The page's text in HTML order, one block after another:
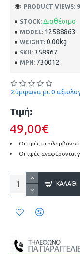
STOCK: Διαθέσιμο
MODEL: 12588863
WEIGHT: 0.00kg
SKU: 358967
MPN: 730012
PRODUCT VIEWS:
Σύμφωνα με 0
Τιμή:
49,00€
Οι τιμές
Οι τιμές αναφέρονται
ΚΑΛΆΘΙ